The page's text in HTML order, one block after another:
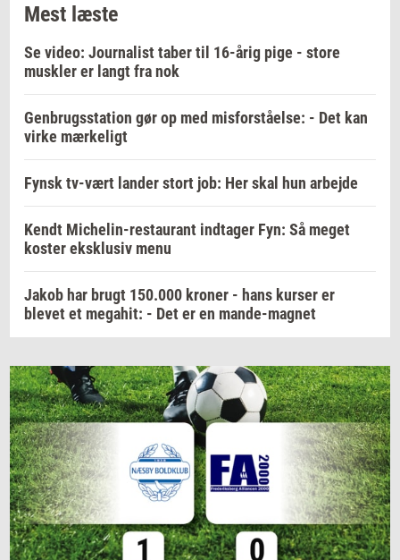
Mest læste
Se video: Journalist taber til 16-årig pige - store
muskler er langt fra nok
Genbrugsstation gør op med misforståelse: - Det kan
virke mærkeligt
Fynsk tv-vært lander stort job: Her skal hun arbejde
Kendt Michelin-restaurant indtager Fyn: Så meget
koster eksklusiv menu
Jakob har brugt 150.000 kroner - hans kurser er
blevet et megahit: - Det er en mande-magnet